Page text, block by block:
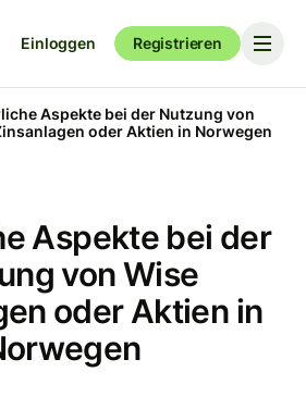
Einloggen Registrieren
Aspekte bei der Nutzung von
oder Aktien in Norwegen
Aspekte bei der
von Wise
oder Aktien in